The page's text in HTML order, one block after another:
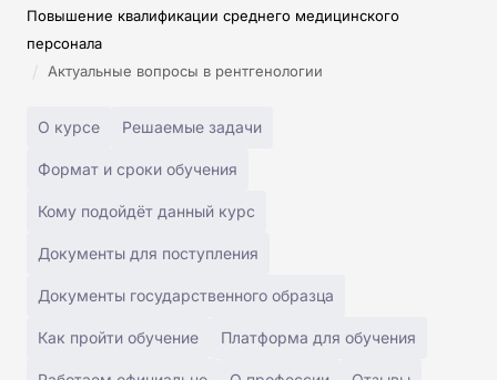
Повышение квалификации среднего медицинского
персонала
/ Актуальные вопросы в рентгенологии
О курсе Решаемые задачи
Формат и сроки обучения
Кому подойдёт данный курс
Документы для поступления
Документы государственного образца
Как пройти обучение Платформа для обучения